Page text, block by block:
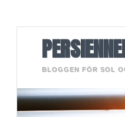
PERSIENNER
BLOGGEN FÖR SOL